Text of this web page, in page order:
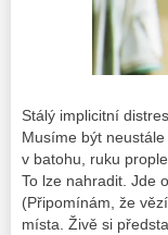
Stálý implicitní
Musíme být
v batohu, ruku
To lze nahradit. Jde
(Připomínám, že
místa. Živě si